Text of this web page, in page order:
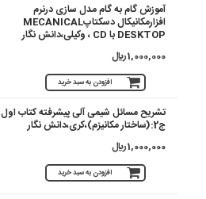
آموزش گام به گام مدل سازی درنرم
افزارمکانیکال دسکتاپMECANICAL
DESKTOP با CD ، وکیلی،دانش نگار
1,000,000 ريال
افزودن به سبد خرید
تشریح مسائل شیمی آلی پیشرفته کتاب اول
ج2:(ساختار مکانیزم)،کری،دانش نگار
1,000,000 ريال
افزودن به سبد خرید